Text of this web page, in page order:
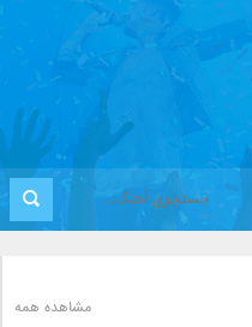
مشاهده همه